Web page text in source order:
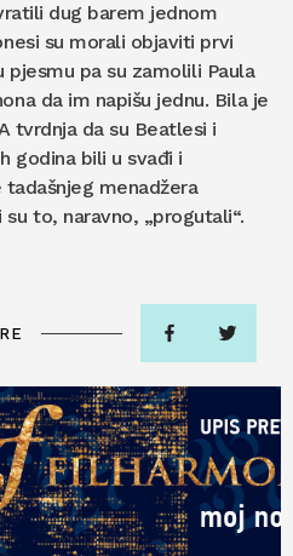
dug barem jednom
su morali objaviti prvi
pa su zamolili Paula
da im napišu jednu. Bila je
tvrdnja da su Beatlesi i
godina bili u svađi i
menadžera
to, naravno, „progutali“.